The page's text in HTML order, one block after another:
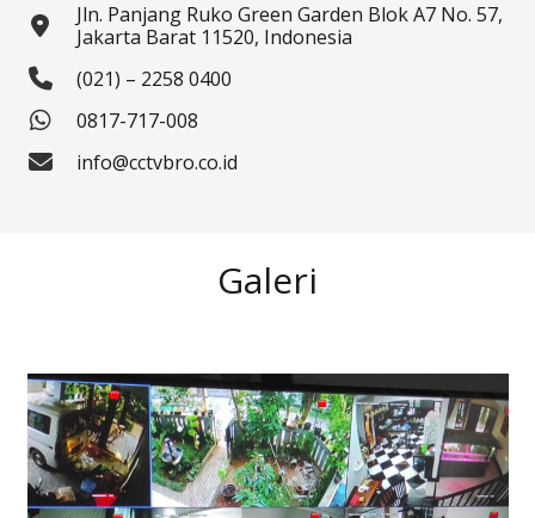
Jln. Panjang Ruko Green Garden Blok A7 No. 57,
Jakarta Barat 11520, Indonesia
(021) – 2258 0400
0817-717-008
info@cctvbro.co.id
Galeri